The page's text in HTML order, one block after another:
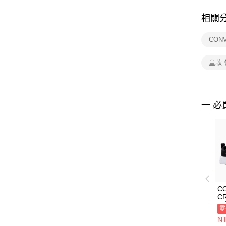
相關
童款
一 必
閒